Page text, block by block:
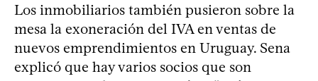
Los inmobiliarios también pusieron sobre la
mesa la exoneración del IVA en ventas de
nuevos emprendimientos en Uruguay. Sena
explicó que hay varios socios que son